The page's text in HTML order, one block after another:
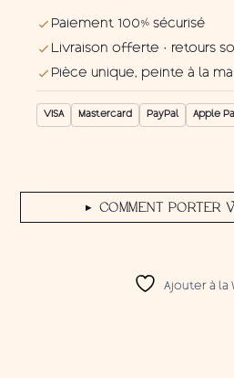
Paiement 100% sécurisé
Livraison offerte · retours
Pièce unique, peinte à la
VISA Mastercard PayPal Apple
▶ COMMENT PORTER
Ajouter à la